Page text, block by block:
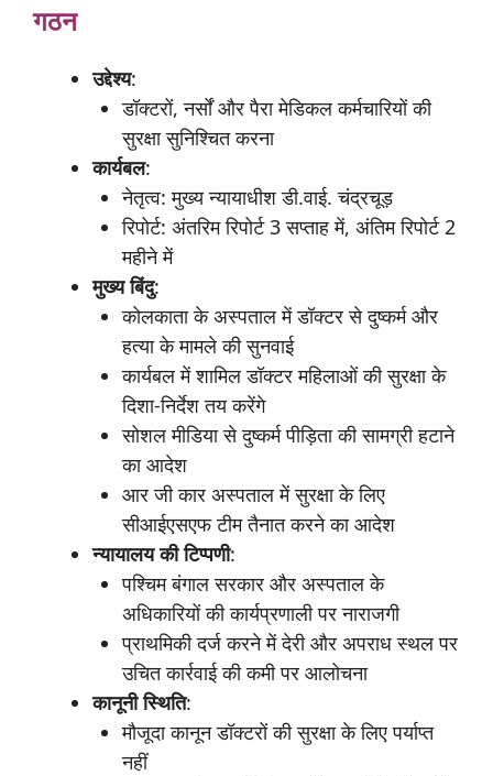
गठन
उद्देश्य:
डॉक्टरों, नर्सों और पैरा मेडिकल कर्मचारियों की
सुरक्षा सुनिश्चित करना
कार्यबल:
नेतृत्व: मुख्य न्यायाधीश डी.वाई. चंद्रचूड़
रिपोर्ट: अंतरिम रिपोर्ट 3 सप्ताह में, अंतिम रिपोर्ट 2
महीने में
मुख्यबिंदु:
कोलकाता के अस्पताल में डॉक्टर से दुष्कर्म और
हत्या के मामले की सुनवाई
कार्यबल में शामिल डॉक्टर महिलाओं की सुरक्षा के
दिशा-निर्देश तय करेंगे
सोशल मीडिया से दुष्कर्म पीड़िता की सामग्री हटाने
का आदेश
आर जी कार अस्पताल में सुरक्षा के लिए
सीआईएसएफ टीम तैनात करने का आदेश
न्यायालयकीटिप्पणी:
पश्चिम बंगाल सरकार और अस्पताल के
अधिकारियों की कार्यप्रणाली पर नाराजगी
प्राथमिकी दर्ज करने में देरी और अपराध स्थल पर
उचित कार्रवाई की कमी पर आलोचना
कानूनीस्थिति:
मौजूदा कानून डॉक्टरों की सुरक्षा के लिए पर्याप्त
नहीं